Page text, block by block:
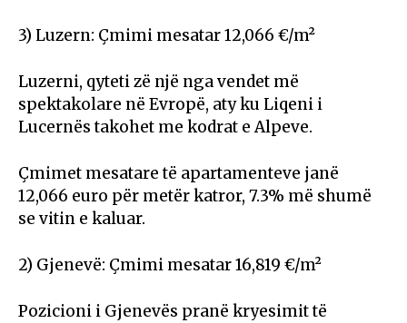
3) Luzern: Çmimi mesatar 12,066 €/m²
Luzerni, qyteti zë një nga vendet më
spektakolare në Evropë, aty ku Liqeni i
Lucernës takohet me kodrat e Alpeve.
Çmimet mesatare të apartamenteve janë
12,066 euro për metër katror, 7.3% më shumë
se vitin e kaluar.
2) Gjenevë: Çmimi mesatar 16,819 €/m²
Pozicioni i Gjenevës pranë kryesimit të